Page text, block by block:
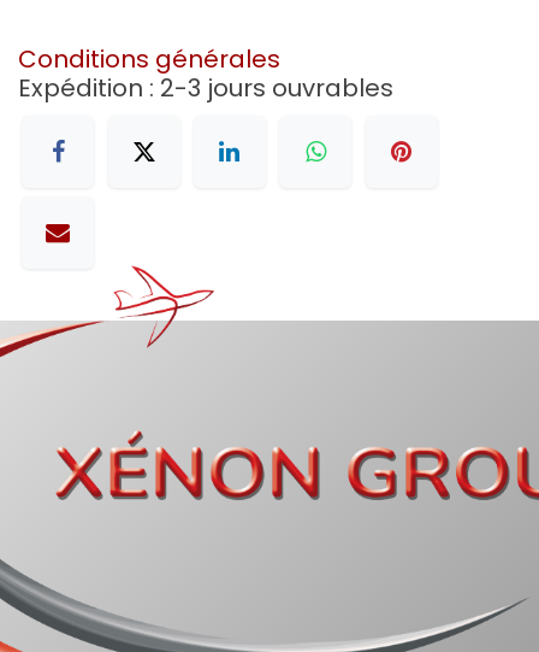
Conditions générales
Expédition : 2-3 jours ouvrables